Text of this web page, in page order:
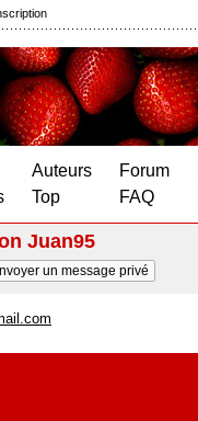
Auteurs
Top
Forum
FAQ
Juan95
un message privé